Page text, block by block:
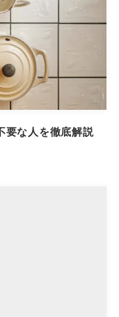
要な人を徹底解説